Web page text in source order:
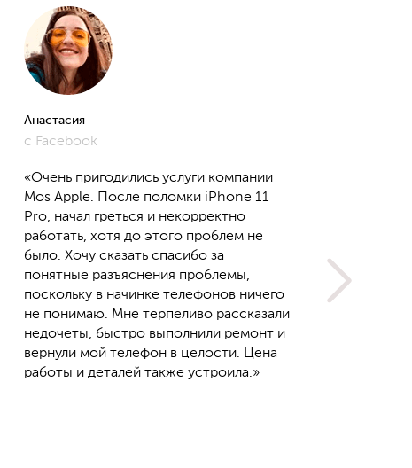
Анастасия
с Facebook
«Очень пригодились услуги компании
Mos Apple. После поломки iPhone 11
Pro, начал греться и некорректно
работать, хотя до этого проблем не
было. Хочу сказать спасибо за
понятные разъяснения проблемы,
поскольку в начинке телефонов ничего
не понимаю. Мне терпеливо рассказали
недочеты, быстро выполнили ремонт и
вернули мой телефон в целости. Цена
работы и деталей также устроила.»